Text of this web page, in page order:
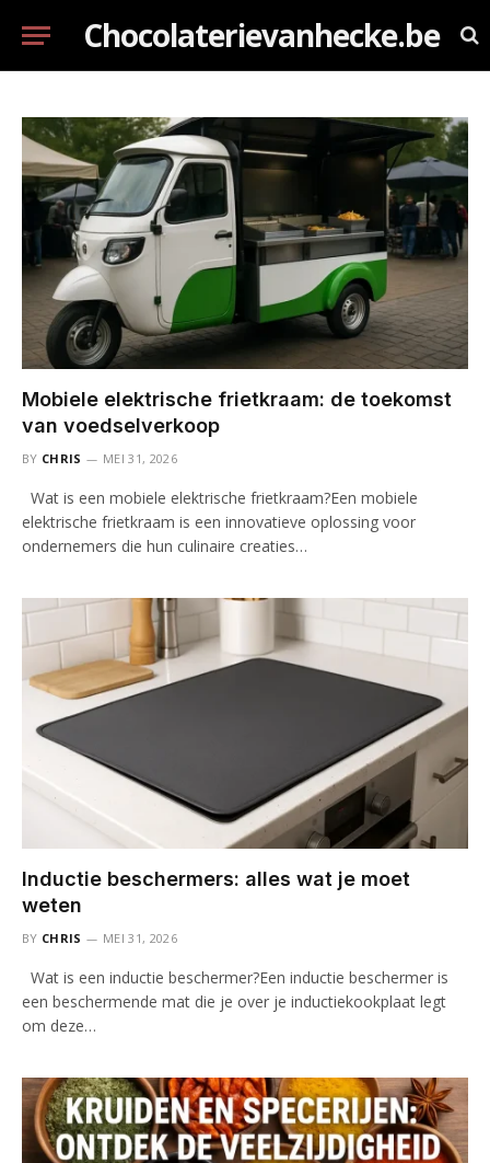
Chocolaterievanhecke.be
Mobiele elektrische frietkraam: de toekomst
van voedselverkoop
BY CHRIS MEI 31, 2026
Wat is een mobiele elektrische frietkraam?Een mobiele
elektrische frietkraam is een innovatieve oplossing voor
ondernemers die hun culinaire creaties…
Inductie beschermers: alles wat je moet
weten
BY CHRIS MEI 31, 2026
Wat is een inductie beschermer?Een inductie beschermer is
een beschermende mat die je over je inductiekookplaat legt
om deze…